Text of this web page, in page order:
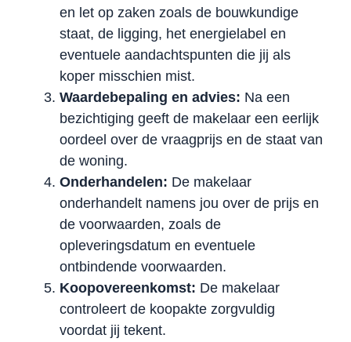
en let op zaken zoals de bouwkundige
staat, de ligging, het energielabel en
eventuele aandachtspunten die jij als
koper misschien mist.
Waardebepaling en advies: Na een
bezichtiging geeft de makelaar een eerlijk
oordeel over de vraagprijs en de staat van
de woning.
Onderhandelen: De makelaar
onderhandelt namens jou over de prijs en
de voorwaarden, zoals de
opleveringsdatum en eventuele
ontbindende voorwaarden.
Koopovereenkomst: De makelaar
controleert de koopakte zorgvuldig
voordat jij tekent.